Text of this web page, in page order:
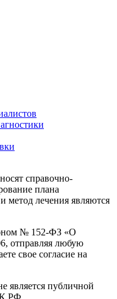
справочно-
плана
метод лечения являются
№ 152-ФЗ «О
отправляя любую
свое согласие на
является публичной